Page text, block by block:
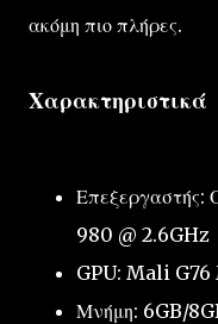
ακόμη πιο πλήρες.
Χαρακτηριστικά
980 @ 2.6GHz
GPU: Mali G76
Μνήμη: 6GB/